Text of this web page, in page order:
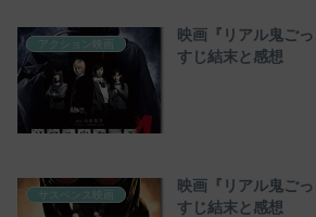
アクション映画
映画『リアル鬼ご
すじ結末と感想
サスペンス映画
映画『リアル鬼ご
すじ結末と感想